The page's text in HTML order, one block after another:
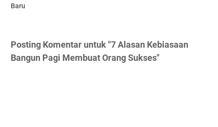
Baru
Posting Komentar untuk "7 Alasan Kebiasaan
Bangun Pagi Membuat Orang Sukses"